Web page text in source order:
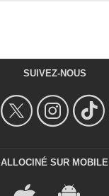
SUIVEZ-NOUS
ALLOCINÉ SUR MOBILE